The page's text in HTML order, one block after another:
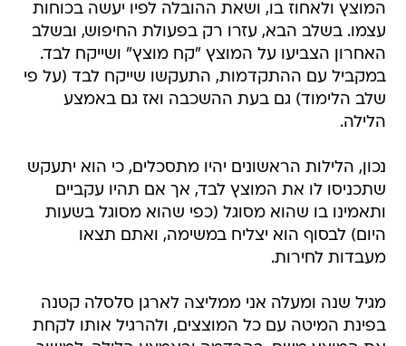
המוצץ ולאחוז בו, ושאת ההובלה לפיו יעשה בכוחות
עצמו. בשלב הבא, עזרו רק בפעולת החיפוש, ובשלב
האחרון הצביעו על המוצץ "קח מוצץ" ושייקח לבד.
במקביל עם ההתקדמות, התעקשו שייקח לבד (על פי
שלב הלימוד) גם בעת ההשכבה ואז גם באמצע
הלילה.
נכון, הלילות הראשונים יהיו מתסכלים, כי הוא יתעקש
שתכניסו לו את המוצץ לבד, אך אם תהיו עקביים
ותאמינו בו שהוא מסוגל (כפי שהוא מסוגל בשעות
היום) לבסוף הוא יצליח במשימה, ואתם תצאו
מעבדות לחירות.
מגיל שנה ומעלה אני ממליצה לארגן סלסלה קטנה
בפינת המיטה עם כל המוצצים, ולהרגיל אותו לקחת